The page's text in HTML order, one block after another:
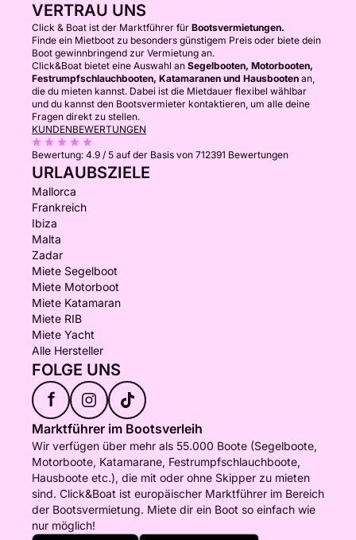
VERTRAU UNS
Click & Boat ist der Marktführer für Bootsvermietungen.
Finde ein Mietboot zu besonders günstigem Preis oder biete dein
Boot gewinnbringend zur Vermietung an.
Click&Boat bietet eine Auswahl an Segelbooten, Motorbooten,
Festrumpfschlauchbooten, Katamaranen und Hausbooten an,
die du mieten kannst. Dabei ist die Mietdauer flexibel wählbar
und du kannst den Bootsvermieter kontaktieren, um alle deine
Fragen direkt zu stellen.
KUNDENBEWERTUNGEN
Bewertung: 4.9 / 5 auf der Basis von 712391 Bewertungen
URLAUBSZIELE
Mallorca
Frankreich
Ibiza
Malta
Zadar
Miete Segelboot
Miete Motorboot
Miete Katamaran
Miete RIB
Miete Yacht
Alle Hersteller
FOLGE UNS
f
Marktführer im Bootsverleih
Wir verfügen über mehr als 55.000 Boote (Segelboote,
Motorboote, Katamarane, Festrumpfschlauchboote,
Hausboote etc.), die mit oder ohne Skipper zu mieten
sind. Click&Boat ist europäischer Marktführer im Bereich
der Bootsvermietung. Miete dir ein Boot so einfach wie
nur möglich!